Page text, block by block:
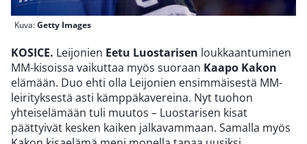
Kuva:Getty Images
KOSICE. Leijonien Eetu Luostarisen loukkaantuminen
MM-kisoissa vaikuttaa myös suoraan Kaapo Kakon
elämään. Duo ehti olla Leijonien ensimmäisestä MM-
leirityksestä asti kämppäkavereina. Nyt tuohon
yhteiselämään tuli muutos – Luostarisen kisat
päättyivät kesken kaiken jalkavammaan. Samalla myös